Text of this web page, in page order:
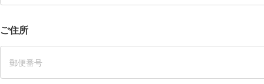
ご住所